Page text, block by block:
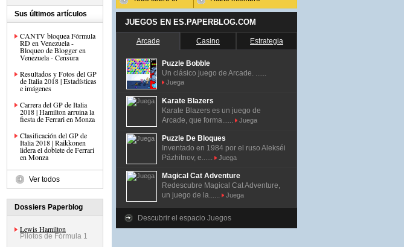
Sus últimos artículos
CANTV bloquea Fórmula
RD en Venezuela -
Bloqueo de Blogger en
Venezuela - Censura
Resultados y Fotos del GP
de Italia 2018 | Estadísticas
e imágenes
Carrera del GP de Italia
2018 | Hamilton arruina la
fiesta de Ferrari en Monza
Clasificación del GP de
Italia 2018 | Raikkonen
lidera el doblete de Ferrari
en Monza
Ver todos
Dossiers Paperblog
Lewis Hamilton
Pilotos de Fórmula 1
JUEGOS EN ES.PAPERBLOG.COM
Arcade Casino Estrategia
Puzzle Bobble
Un clásico juego de Arcade. ......
Juega
Karate Blazers
Karate Blazers es un juego de
Arcade, que forma......
Juega
Puzzle De Bloques
Inventado en 1984 por el ruso Alekséi
Pázhitnov, e......
Juega
Magical Cat Adventure
Redescubre Magical Cat Adventure,
un juego de la......
Juega
Descubrir el espacio Juegos